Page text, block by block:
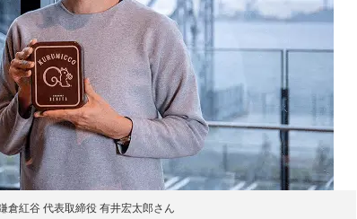
倉紅谷 代表取締役 有井宏太郎さん